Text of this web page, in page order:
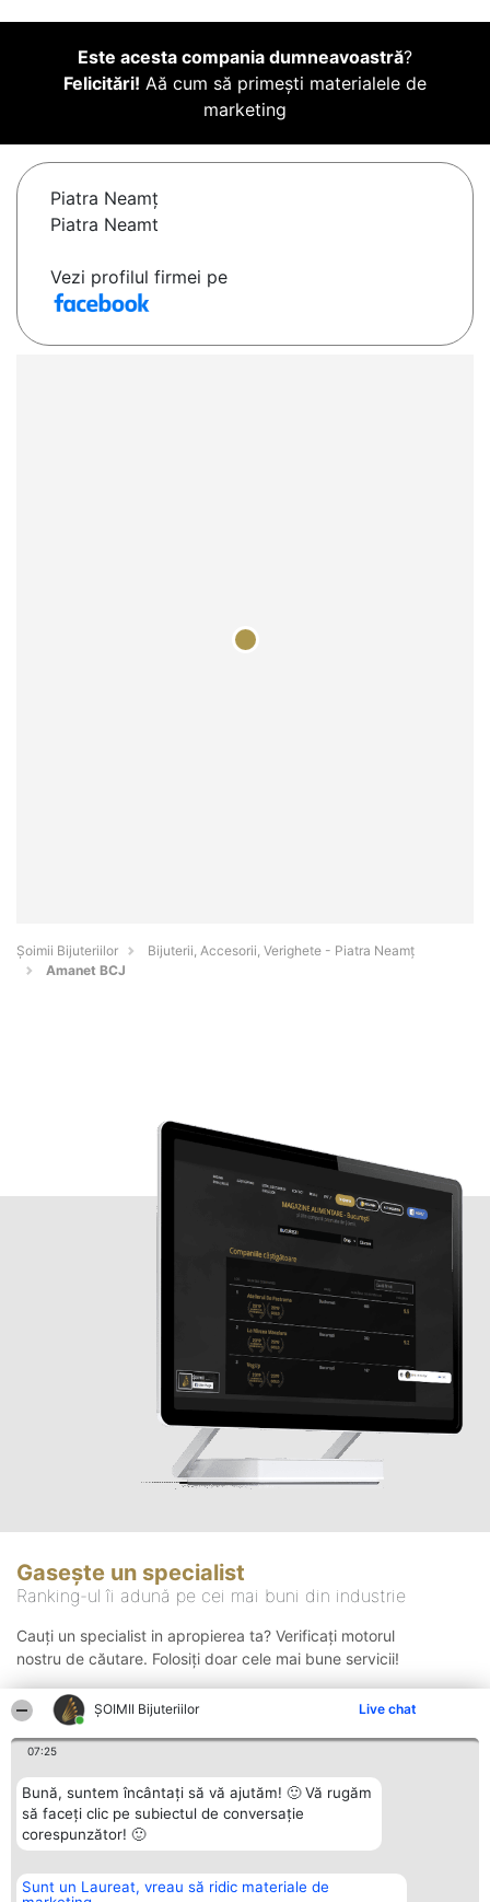
ŞOIMII Bijuteriilor Live chat
07:25
Bună, suntem încântați să vă ajutăm! 🙂 Vă rugăm
să faceți clic pe subiectul de conversație
corespunzător! 🙂
Sunt un Laureat, vreau să ridic materiale de
Este acesta compania dumneavoastră?
Felicitări! Aă cum să primești materialele de
marketing
Piatra Neamţ
Piatra Neamt
Vezi profilul firmei pe
Şoimii Bijuteriilor
Bijuterii, Accesorii, Verighete - Piatra Neamţ
Amanet BCJ
Gasește un specialist
Ranking-ul îi adună pe cei mai buni din industrie
Cauți un specialist in apropierea ta? Verificați motorul
nostru de căutare. Folosiți doar cele mai bune servicii!
Organizator Ranking Plebiscyt Contact